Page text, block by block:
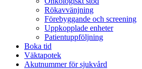
Rökavvänjning
Förebyggande och screening
Uppkopplade enheter
Patientuppföljning
Boka tid
Väktapotek
Akutnummer för sjukvård